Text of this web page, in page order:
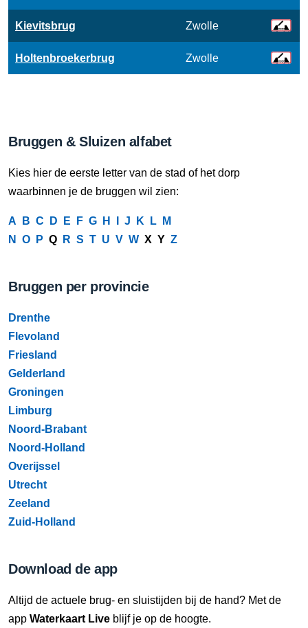
Kievitsbrug Zwolle
Holtenbroekerbrug Zwolle
Bruggen & Sluizen alfabet
Kies hier de eerste letter van de stad of het dorp
waarbinnen je de bruggen wil zien:
A B C D E F G H J K L
M
N
O P Q R S T U V W X Y Z
Bruggen per provincie
Drenthe
Flevoland
Friesland
Gelderland
Groningen
Limburg
Noord-Brabant
Noord-Holland
Overijssel
Utrecht
Zeeland
Zuid-Holland
Download de app
Altijd de actuele brug- en sluistijden bij de hand? Met de
app Waterkaart Live blijf je op de hoogte.